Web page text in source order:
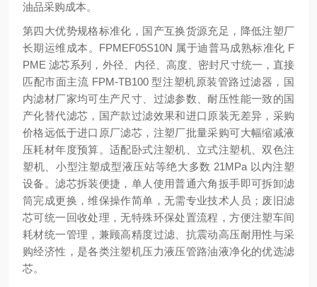
油品采购成本。
第四大优势规格标准化，国产互换货源充足，降低注塑厂
长期运维成本 。FPMEF05S10N 属于迪普马成熟标准化 F
PME 滤芯系列，外径、内径、高度、密封尺寸统一，直接
匹配市面主流 FPM-TB100 型注塑机原装管路过滤器，国
内滤材厂家均可生产尺寸、过滤参数、耐压性能一致的国
产化替代滤芯，国产款过滤效果和进口原装无差异，采购
价格远低于进口原厂滤芯，注塑厂批量采购可大幅缩减液
压耗材年度预算。适配卧式注塑机、立式注塑机、双色注
塑机、小型注塑成型液压站等绝大多数 21MPa 以内注塑
设备。滤芯拆装便捷，单人使用普通六角扳手即可拆卸滤
筒完成更换，维保操作简单，无需专业技术人员；废旧滤
芯可统一回收处理，无特殊环保处置流程，方便注塑车间
耗材统一管理，兼顾高精度过滤、抗震动高压耐用性与采
购经济性，是各类注塑机压力液压管路油液净化的优选滤
芯。